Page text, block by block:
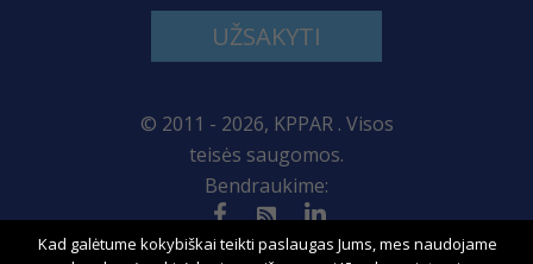
UŽSAKYTI
© 2011 - 2026, KPPAR . Visos
teisės saugomos.
Bendraukime:
Svetainės žemėlapis
Kad galėtume kokybiškai teikti paslaugas Jums, mes naudojame